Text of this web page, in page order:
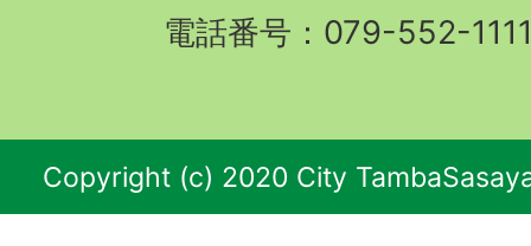
電話番号：079-552-
Copyright (c) 2020 City